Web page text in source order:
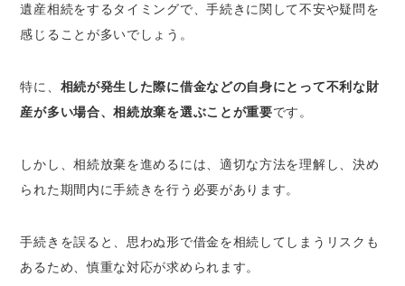
市役所・区役所｜一般的な相談に対応可能
家庭裁判所｜相続放棄の手続きに関してのみ
相談可能
那覇市で相続放棄の無料相談をするなら弁護
士・司法書士どちらがおすすめ？ケース別に解
ト3つ
1. 現在の自分の状況を正直に、具体的に話す
遺産相続をするタイミングで、手続きに関して不安や疑問を
感じることが多いでしょう。
特に、 相続が発生した際に借金などの自身にとって不利な財
産が多い場合、相続放棄を選ぶことが重要です。
しかし、相続放棄を進めるには、適切な方法を理解し、決め
られた期間内に手続きを行う必要があります。
手続きを誤ると、思わぬ形で借金を相続してしまうリスクも
あるため、慎重な対応が求められます。